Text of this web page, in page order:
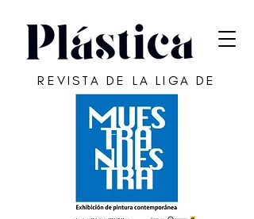
REVISTA DE LA LIGA DE
ARTE DE SAN JUAN